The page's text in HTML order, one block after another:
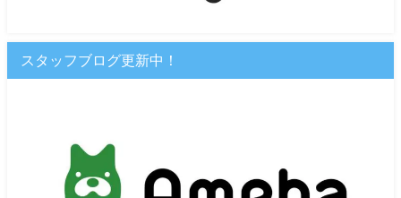
スタッフブログ更新中！